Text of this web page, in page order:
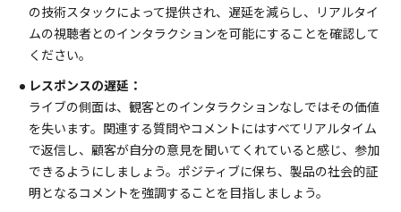
の技術スタックによって提供され、遅延を減らし、リアルタイ
ムの視聴者とのインタラクションを可能にすることを確認して
ください。
レスポンスの遅延：
ライブの側面は、観客とのインタラクションなしではその価値
を失います。関連する質問やコメントにはすべてリアルタイム
で返信し、顧客が自分の意見を聞いてくれていると感じ、参加
できるようにしましょう。ポジティブに保ち、製品の社会的証
明となるコメントを強調することを目指しましょう。